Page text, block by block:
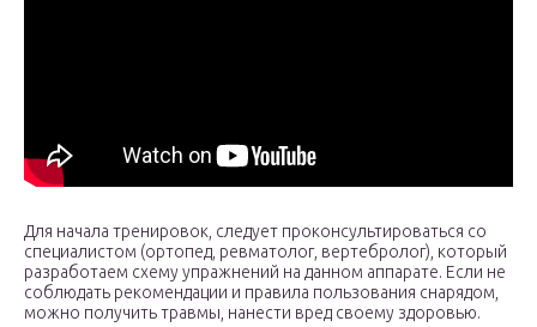
Для начала тренировок, следует проконсультироваться со
специалистом (ортопед, ревматолог, вертебролог), который
разработаем схему упражнений на данном аппарате. Если не
соблюдать рекомендации и правила пользования снарядом,
можно получить травмы, нанести вред своему здоровью.